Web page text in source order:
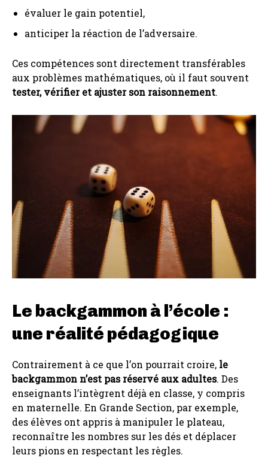
évaluer le gain potentiel,
anticiper la réaction de l’adversaire.
Ces compétences sont directement transférables
aux problèmes mathématiques, où il faut souvent
tester, vérifier et ajuster son raisonnement.
Le backgammon à l’école :
une réalité pédagogique
Contrairement à ce que l’on pourrait croire, le
backgammon n’est pas réservé aux adultes. Des
enseignants l’intègrent déjà en classe, y compris
en maternelle. En Grande Section, par exemple,
des élèves ont appris à manipuler le plateau,
reconnaître les nombres sur les dés et déplacer
leurs pions en respectant les règles.